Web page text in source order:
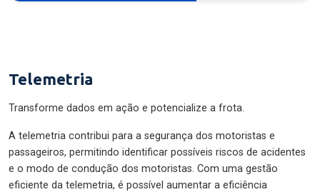
Telemetria
Transforme dados em ação e potencialize a frota.
A telemetria contribui para a segurança dos motoristas e
passageiros, permitindo identificar possíveis riscos de acidentes
e o modo de condução dos motoristas. Com uma gestão
eficiente da telemetria, é possível aumentar a eficiência